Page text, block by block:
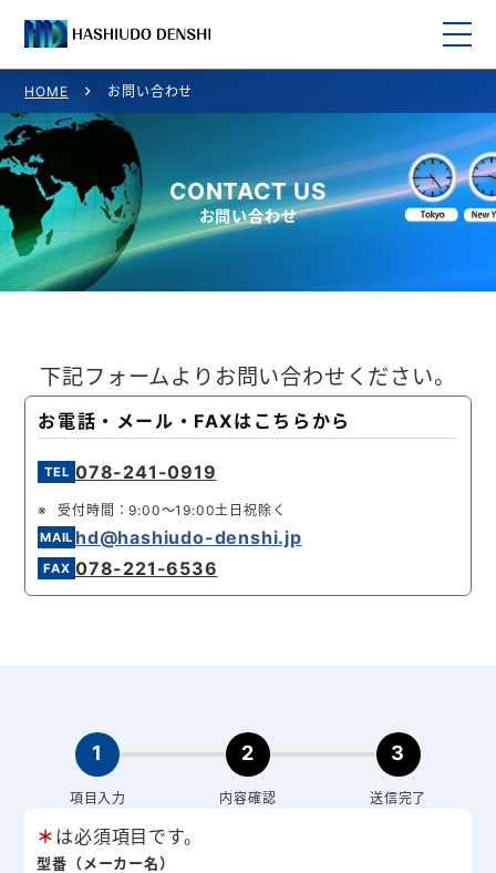
取り扱い商品
取り扱いメーカー一覧
お問い合わせ
HOME お問い合わせ
CONTACT US
お問い合わせ
下記フォームよりお問い合わせください。
お電話・メール・FAXはこちらから
078-241-0919
受付時間：9:00～19:00土日祝除く
hd@hashiudo-denshi.jp
078-221-6536
1
項目入力
2
内容確認
3
送信完了
＊ は必須項目です。
型番（メーカー名）